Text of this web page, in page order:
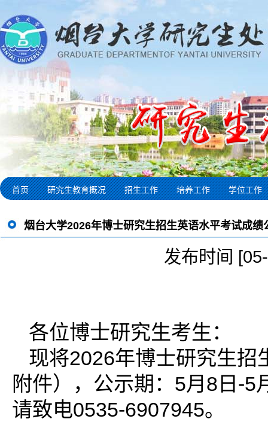
首页 研究生教育概况 招生工作 培养工作 学位工作
烟台大学2026年博士研究生招生英语水平考试成绩
发布时间
各位博士研究生考生：
现将2026年博士研究生招
附件），公示期：5月8日-5
请致电0535-6907945。